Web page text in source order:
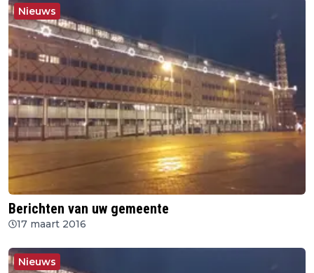
Nieuws
Berichten van uw gemeente
17 maart 2016
Nieuws